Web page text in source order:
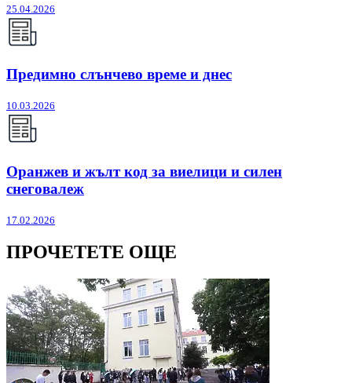
25.04.2026
Предимно слънчево време и днес
10.03.2026
Оранжев и жълт код за виелици и силен
снеговалеж
17.02.2026
ПРОЧЕТЕТЕ ОЩЕ